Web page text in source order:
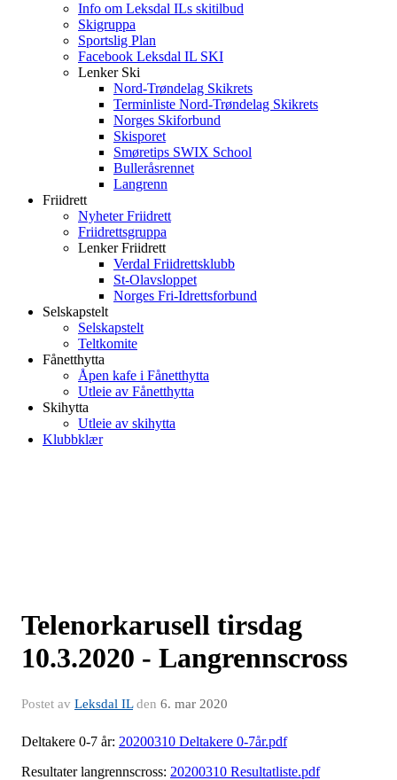
Info om Leksdal ILs skitilbud
Skigruppa
Sportslig Plan
Facebook Leksdal IL SKI
Lenker Ski
Nord-Trøndelag Skikrets
Terminliste Nord-Trøndelag Skikrets
Norges Skiforbund
Skisporet
Smøretips SWIX School
Bulleråsrennet
Langrenn
Friidrett
Nyheter Friidrett
Friidrettsgruppa
Lenker Friidrett
Verdal Friidrettsklubb
St-Olavsloppet
Norges Fri-Idrettsforbund
Selskapstelt
Selskapstelt
Teltkomite
Fånetthytta
Åpen kafe i Fånetthytta
Utleie av Fånetthytta
Skihytta
Utleie av skihytta
Klubbklær
Telenorkarusell tirsdag
10.3.2020 - Langrennscross
Postet av Leksdal ILden 6. mar 2020
Deltakere 0-7 år: 20200310 Deltakere 0-7år.pdf
Resultater langrennscross: 20200310 Resultatliste.pdf